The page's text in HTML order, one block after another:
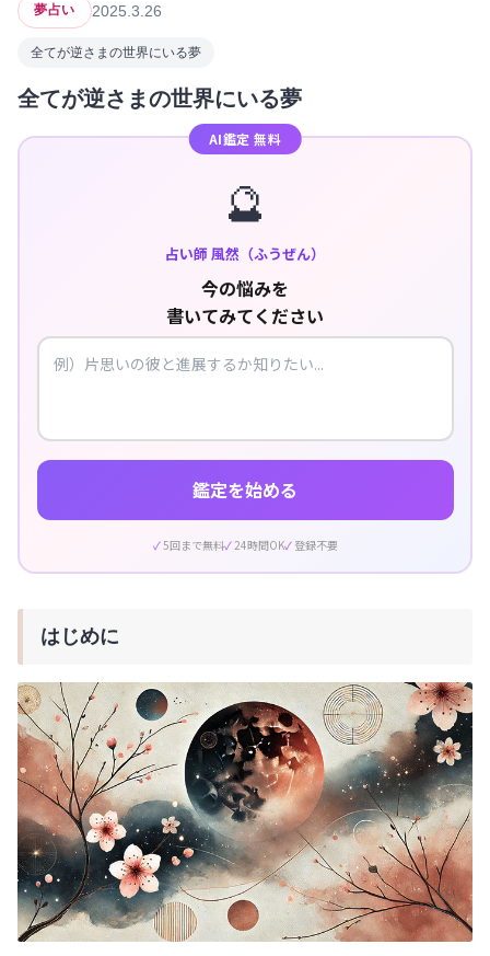
夢占い 2025.3.26
全てが逆さまの世界にいる夢
全てが逆さまの世界にいる夢
AI鑑定 無料
🔮
占い師 風然（ふうぜん）
今の悩みを
書いてみてください
鑑定を始める
5回まで無料 24時間OK 登録不要
はじめに